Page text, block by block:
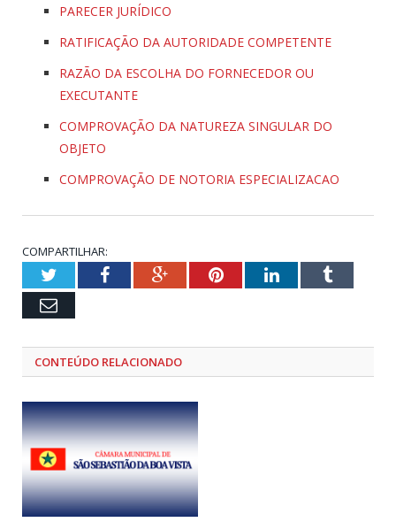
PARECER JURÍDICO
RATIFICAÇÃO DA AUTORIDADE COMPETENTE
RAZÃO DA ESCOLHA DO FORNECEDOR OU
EXECUTANTE
COMPROVAÇÃO DA NATUREZA SINGULAR DO
OBJETO
COMPROVAÇÃO DE NOTORIA ESPECIALIZACAO
COMPARTILHAR:
TwitterFacebookGoogle+PinterestLinkedInTumblr
Email
CONTEÚDO RELACIONADO